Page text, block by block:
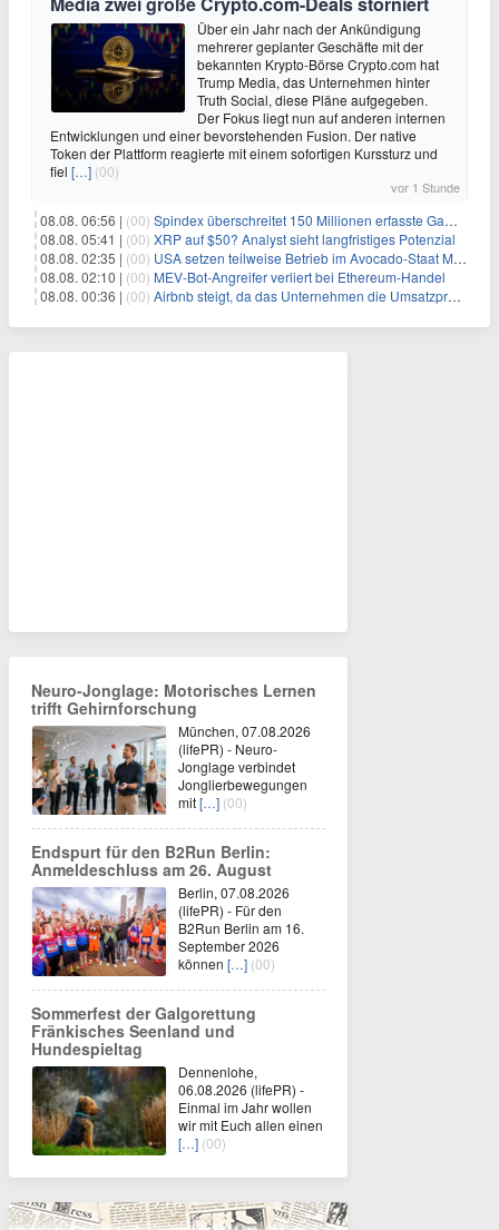
Über ein Jahr nach der Ankündigung
mehrerer geplanter Geschäfte mit der
bekannten Krypto-Börse Crypto.com hat
Trump Media, das Unternehmen hinter
Truth Social, diese Pläne aufgegeben.
Der Fokus liegt nun auf anderen internen
Entwicklungen und einer bevorstehenden Fusion. Der native
Token der Plattform reagierte mit einem sofortigen Kurssturz und
fiel […] (00)
vor 1 Stunde
08.08. 06:56 | (00) Spindex überschreitet 150 Millionen erfasste Gaming-Ereignisse in Echtzeit-Datenpipeline
08.08. 05:41 | (00) XRP auf $50? Analyst sieht langfristiges Potenzial
08.08. 02:35 | (00) USA setzen teilweise Betrieb im Avocado-Staat Michoacán in Mexiko wieder in Gang
08.08. 02:10 | (00) MEV-Bot-Angreifer verliert bei Ethereum-Handel
08.08. 00:36 | (00) Airbnb steigt, da das Unternehmen die Umsatzprognose anhebt und starkes Wachstum signalisiert
Neuro-Jonglage: Motorisches Lernen
trifft Gehirnforschung
München, 07.08.2026
(lifePR) - Neuro-
Jonglage verbindet
Jonglierbewegungen
mit[…] (00)
Endspurt für den B2Run Berlin:
Anmeldeschluss am 26. August
Berlin, 07.08.2026
(lifePR) - Für den
B2Run Berlin am 16.
September 2026
können […] (00)
Sommerfest der Galgorettung
Fränkisches Seenland und
Hundespieltag
Dennenlohe,
06.08.2026 (lifePR) -
Einmal im Jahr wollen
wir mit Euch allen einen
[…] (00)